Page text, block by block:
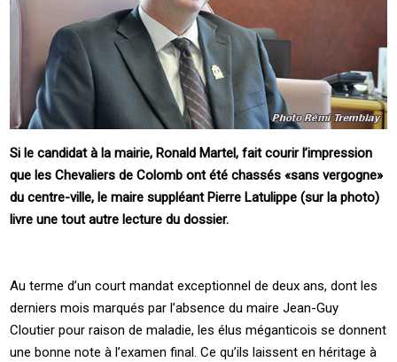
Si le candidat à la mairie, Ronald Martel, fait courir l’impression
que les Chevaliers de Colomb ont été chassés «sans vergogne»
du centre-ville, le maire suppléant Pierre Latulippe (sur la photo)
livre une tout autre lecture du dossier.
Au terme d’un court mandat exceptionnel de deux ans, dont les
derniers mois marqués par l’absence du maire Jean-Guy
Cloutier pour raison de maladie, les élus méganticois se donnent
une bonne note à l’examen final. Ce qu’ils laissent en héritage à